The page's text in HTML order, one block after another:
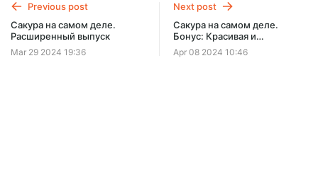
Previous post
Сакура на самом деле.
Расширенный выпуск
Mar 29 2024 19:36
Next post
Сакура на самом деле.
Бонус: Красивая и
съедобная. Как готовят и
едят сакуру
Apr 08 2024 10:46